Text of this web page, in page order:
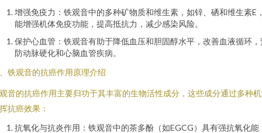
增强免疫力：铁观音中的多种矿物质和维生素，如锌、硒和维生素E
能增强机体免疫功能，提高抵抗力，减少感染风险。
保护心血管：铁观音有助于降低血压和胆固醇水平，改善血液循环，
防动脉硬化和心脑血管疾病。
铁观音的抗癌作用原理介绍
音的抗癌作用主要归功于其丰富的生物活性成分，这些成分通过多种
抗癌效果：
抗氧化与抗炎作用：铁观音中的茶多酚（如EGCG）具有强抗氧化能